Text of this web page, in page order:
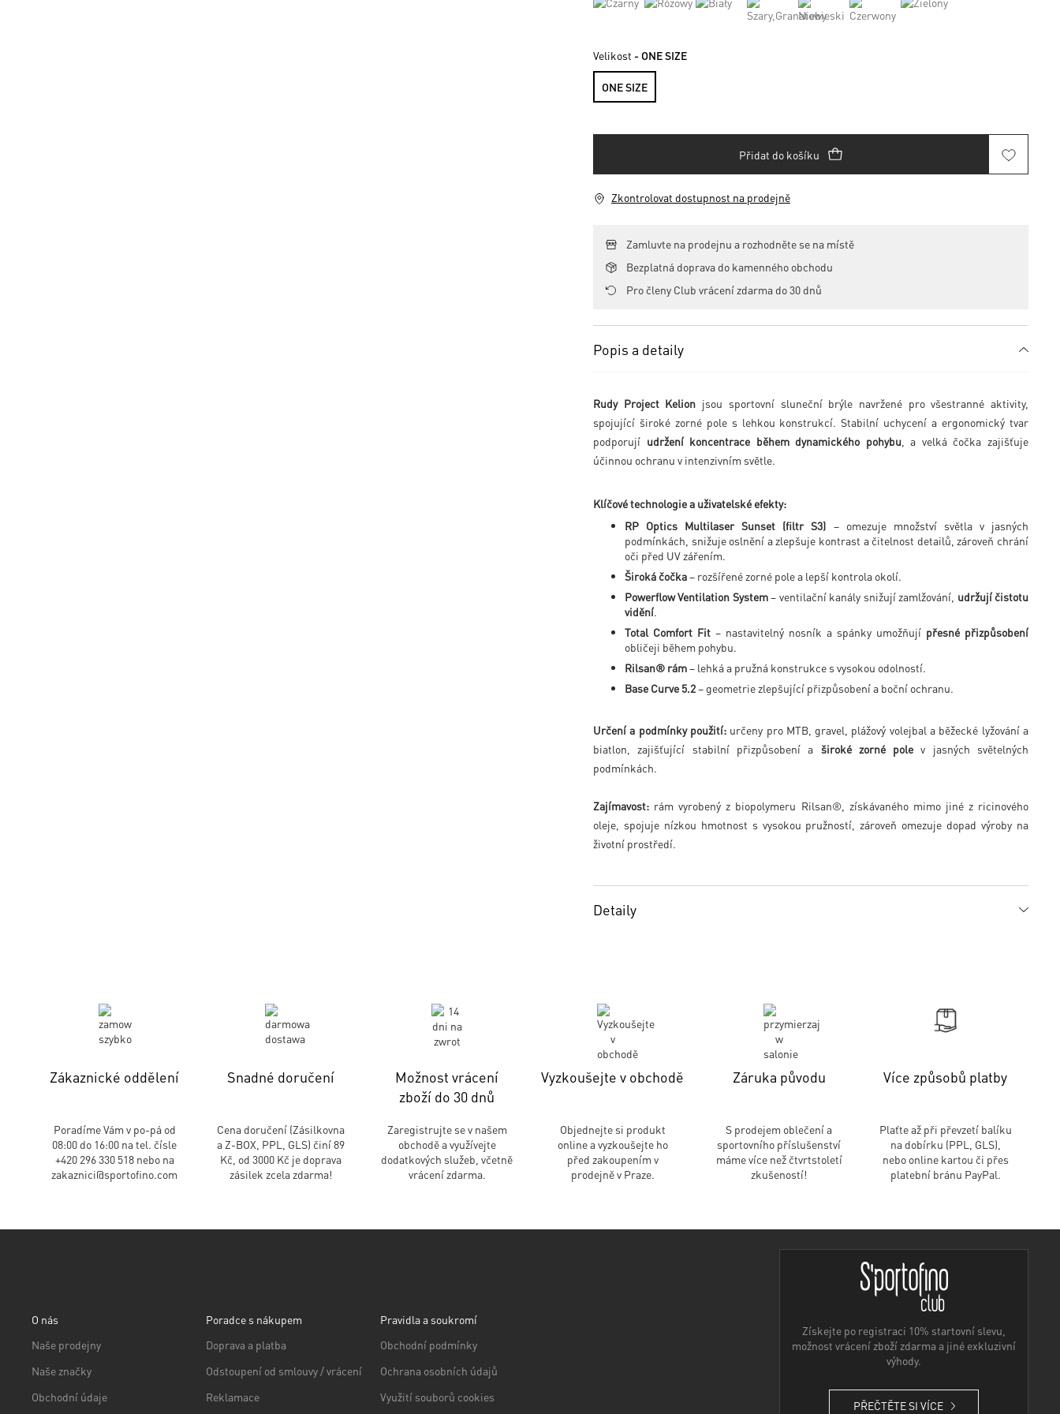
Velikost - ONE SIZE
ONE SIZE
Přidat do košíku
Zkontrolovat dostupnost na prodejně
Zamluvte na prodejnu a rozhodněte se na místě
Bezplatná doprava do kamenného obchodu
Pro členy Club vrácení zdarma do 30 dnů
Popis a detaily
Rudy Project Kelion jsou sportovní sluneční brýle navržené pro všestranné aktivity,
spojující široké zorné pole s lehkou konstrukcí. Stabilní uchycení a ergonomický tvar
podporují udržení koncentrace během dynamického pohybu, a velká čočka zajišťuje
účinnou ochranu v intenzivním světle.
Klíčové technologie a uživatelské efekty:
RP Optics Multilaser Sunset (filtr S3) – omezuje množství světla v jasných
podmínkách, snižuje oslnění a zlepšuje kontrast a čitelnost detailů, zároveň chrání
oči před UV zářením.
Široká čočka– rozšířené zorné pole a lepší kontrola okolí.
Powerflow Ventilation System– ventilační kanály snižují zamlžování, udržují čistotu
vidění.
Total Comfort Fit – nastavitelný nosník a spánky umožňují přesné přizpůsobení
obličeji během pohybu.
Rilsan® rám– lehká a pružná konstrukce s vysokou odolností.
Base Curve 5.2– geometrie zlepšující přizpůsobení a boční ochranu.
Určení a podmínky použití:určeny pro MTB, gravel, plážový volejbal a běžecké lyžování a
biatlon, zajišťující stabilní přizpůsobení a široké zorné pole v jasných světelných
podmínkách.
Zajímavost: rám vyrobený z biopolymeru Rilsan®, získávaného mimo jiné z ricinového
oleje, spojuje nízkou hmotnost s vysokou pružností, zároveň omezuje dopad výroby na
životní prostředí.
Detaily
Zákaznické oddělení
Poradíme Vám v po-pá od
08:00 do 16:00 na tel. čísle
+420 296 330 518 nebo na
zakaznici@sportofino.com
Snadné doručení
Cena doručení (Zásilkovna
a Z-BOX, PPL, GLS) činí 89
Kč, od 3000 Kč je doprava
zásilek zcela zdarma!
Možnost vrácení
zboží do 30 dnů
Zaregistrujte se v našem
obchodě a využívejte
dodatkových služeb, včetně
vrácení zdarma.
Vyzkoušejte v obchodě
Objednejte si produkt
online a vyzkoušejte ho
před zakoupením v
prodejně v Praze.
Záruka původu
S prodejem oblečení a
sportovního příslušenství
máme více než čtvrtstoletí
zkušeností!
Více způsobů platby
Plaťte až při převzetí balíku
na dobírku (PPL, GLS),
nebo online kartou či přes
platební bránu PayPal.
Získejte po registraci 10% startovní slevu,
možnost vrácení zboží zdarma a jiné exkluzivní
výhody.
PŘEČTĚTE SI VÍCE
O nás
Naše prodejny
Naše značky
Obchodní údaje
Poradce s nákupem
Doprava a platba
Odstoupení od smlouvy / vrácení
Reklamace
Pravidla a soukromí
Obchodní podmínky
Ochrana osobních údajů
Využití souborů cookies